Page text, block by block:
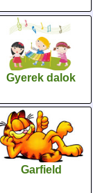
Gyerek dalok
Garfield